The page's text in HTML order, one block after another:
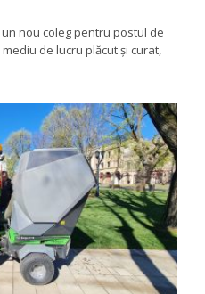
nou coleg pentru postul de
de lucru plăcut și curat,